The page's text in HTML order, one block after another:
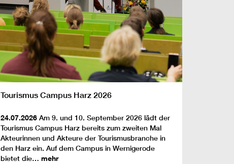
Tourismus Campus Harz 2026
24.07.2026 Am 9. und 10. September 2026 lädt der
Tourismus Campus Harz bereits zum zweiten Mal
Akteurinnen und Akteure der Tourismusbranche in
den Harz ein. Auf dem Campus in Wernigerode
bietet die… mehr